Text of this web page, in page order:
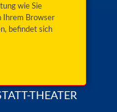
wie Sie
Ihrem Browser
befindet sich
Sinn des
THEATER